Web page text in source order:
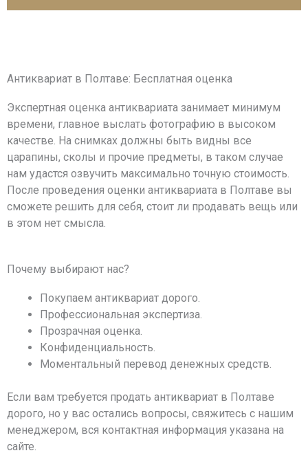
Антиквариат в Полтаве: Бесплатная оценка
Экспертная оценка антиквариата занимает минимум
времени, главное выслать фотографию в высоком
качестве. На снимках должны быть видны все
царапины, сколы и прочие предметы, в таком случае
нам удастся озвучить максимально точную стоимость.
После проведения оценки антиквариата в Полтаве вы
сможете решить для себя, стоит ли продавать вещь или
в этом нет смысла.
Почему выбирают нас?
Покупаем антиквариат дорого.
Профессиональная экспертиза.
Прозрачная оценка.
Конфиденциальность.
Моментальный перевод денежных средств.
Если вам требуется продать антиквариат в Полтаве
дорого, но у вас остались вопросы, свяжитесь с нашим
менеджером, вся контактная информация указана на
сайте.